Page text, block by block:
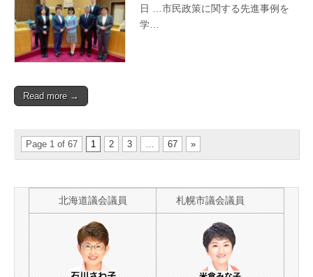
日 …市民政策に関する先進事例を
学…
Read more →
Page 1 of 67 1 2 3 67 »
北海道議会議員 札幌市議会議員